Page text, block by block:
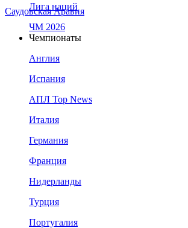
Саудовская Аравия
Лига наций
ЧМ 2026
Чемпионаты
Англия
Испания
АПЛ Top News
Италия
Германия
Франция
Нидерланды
Турция
Португалия